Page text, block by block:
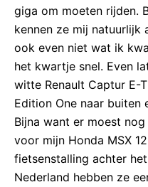
giga om moeten rijden.
kennen ze mij natuurlijk
ook even niet wat ik
het kwartje snel. Even
witte Renault Captur E-
Edition One naar buiten
Bijna want er moest
voor mijn Honda MSX
fietsenstalling achter
Nederland hebben ze